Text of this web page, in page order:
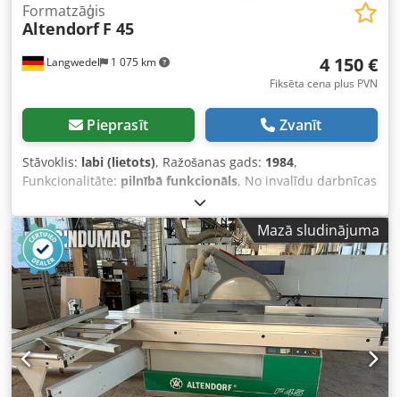
Langwedel 1 075 km
Formatzāģis
Altendorf F 45
4 150 €
Fiksēta cena plus PVN
Pieprasīt Zvanīt
Stāvoklis: labi (lietots), Ražošanas gads: 1984,
Funkcionalitāte: pilnībā funkcionāls, No invalīdu darbnīcas
tiek piedāvāta pilnībā funkcionāla formāta ripzāģis
Altendorf F45. Noliecams līdz 45° ar rokturi Izlaiduma
gads: 1984 Ar priekšgriezēju (bez zāģa diska) Maksimālais
zāģa diska diametrs: 400 mm Uzstādīts 350 mm disks
Maksimālais griezuma augstums ar 350 mm disku: 98 mm
pie 90°, 75 mm pie 45° Ar motora bremzi (apm. 2,5 s līdz
apstāšanai) Dsdpfx Apjzdqxvjnjck Ratiņu garums 2500 mm
Griezuma platums pa labi no diska 850 mm Ātrumi:
3/4/5/6000 apgr./min. Ar griešanas līnijas lāzeru Gresser
HEnE 632,8 nm 380 volti Svars 990 kg Avārijas apturēšanas
poga + lietoti un jauni zāģa diski kā attēlā
Mazā sludinājuma